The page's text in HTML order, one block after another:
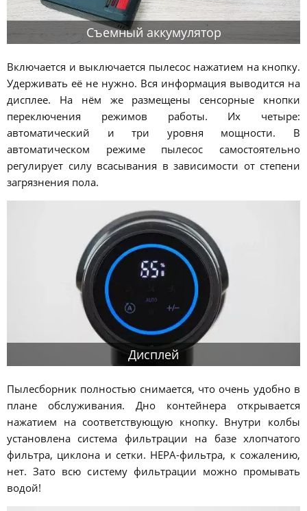
Съемный аккумулятор
Включается и выключается пылесос нажатием на кнопку.
Удерживать её не нужно. Вся информация выводится на
дисплее. На нём же размещены сенсорные кнопки
переключения режимов работы. Их четыре:
автоматический и три уровня мощности. В
автоматическом режиме пылесос самостоятельно
регулирует силу всасывания в зависимости от степени
загрязнения пола.
Дисплей
Пылесборник полностью снимается, что очень удобно в
плане обслуживания. Дно контейнера открывается
нажатием на соответствующую кнопку. Внутри колбы
установлена система фильтрации на базе хлопчатого
фильтра, циклона и сетки. HEPA-фильтра, к сожалению,
нет. Зато всю систему фильтрации можно промывать
водой!